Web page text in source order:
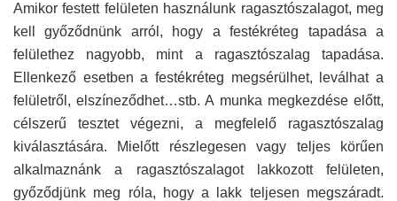
Amikor festett felületen használunk ragasztószalagot, meg
kell győződnünk arról, hogy a festékréteg tapadása a
felülethez nagyobb, mint a ragasztószalag tapadása.
Ellenkező esetben a festékréteg megsérülhet, leválhat a
felületről, elszíneződhet…stb. A munka megkezdése előtt,
célszerű tesztet végezni, a megfelelő ragasztószalag
kiválasztására. Mielőtt részlegesen vagy teljes körűen
alkalmaznánk a ragasztószalagot lakkozott felületen,
győződjünk meg róla, hogy a lakk teljesen megszáradt.